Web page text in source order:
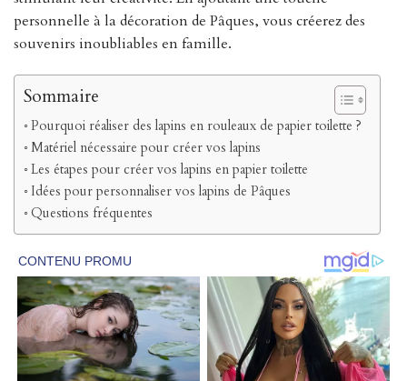
personnelle à la décoration de Pâques, vous créerez des
souvenirs inoubliables en famille.
Sommaire
Pourquoi réaliser des lapins en rouleaux de papier toilette ?
Matériel nécessaire pour créer vos lapins
Les étapes pour créer vos lapins en papier toilette
Idées pour personnaliser vos lapins de Pâques
Questions fréquentes